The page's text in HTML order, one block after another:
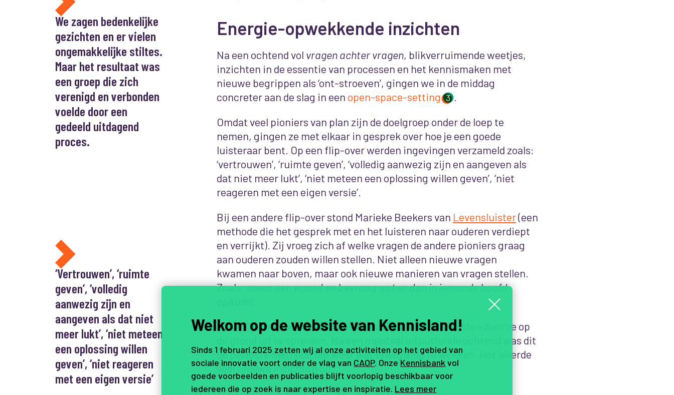
Energie-opwekkende inzichten
Na een ochtend vol vragen achter vragen, blikverruimende weetjes,
inzichten in de essentie van processen en het kennismaken met
nieuwe begrippen als ‘ont-stroeven’, gingen we in de middag
concreter aan de slag in een open-space-setting 3
Omdat veel pioniers van plan zijn de doelgroep onder de loep te
nemen, gingen ze met elkaar in gesprek over hoe je een goede
luisteraar bent. Op een flip-over werden ingevingen verzameld zoals:
‘vertrouwen’, ‘ruimte geven’, ‘volledig aanwezig zijn en aangeven als
dat niet meer lukt’, ‘niet meteen een oplossing willen geven’, ‘niet
reageren met een eigen versie’.
Bij een andere flip-over stond Marieke Beekers van Levensluister(een
methode die het gesprek met en het luisteren naar ouderen verdiept
en verrijkt). Zij vroeg zich af welke vragen de andere pioniers graag
aan ouderen zouden willen stellen. Niet alleen nieuwe vragen
kwamen naar boven, maar ook nieuwe manieren van vragen stellen.
Zoals:noem een woord en bevraag wat er dan in iemands hoofd
Na de Open Space deelden we alle vragen en opbrengsten door ze op
de grond uit te spreiden. Na een mentaal uitputtende ochtend was dit
de perfecte methode om weer wat energie op te wekken. Het leverde
veel nieuwe inzichten op.
We zagen bedenkelijke
gezichten en er vielen
ongemakkelijke stiltes.
Maar het resultaat was
een groep die zich
verenigd en verbonden
voelde door een
gedeeld uitdagend
proces.
‘Vertrouwen’, ‘ruimte
geven’, ‘volledig
aanwezig zijn en
aangeven als dat niet
meer lukt’, ‘niet meteen
een oplossing willen
geven’, ‘niet reageren
met een eigen versie’
Welkom op de website van Kennisland!
Sinds 1 februari 2025 zetten wij al onze activiteiten op het gebied van
sociale innovatie voort onder de vlag van CAOP. Onze Kennisbankvol
goede voorbeelden en publicaties blijft voorlopig beschikbaar voor
iedereen die op zoek is naar expertise en inspiratie. Lees meer